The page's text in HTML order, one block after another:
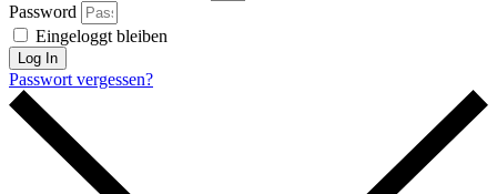
Password
Eingeloggt bleiben
Log In
Passwort vergessen?